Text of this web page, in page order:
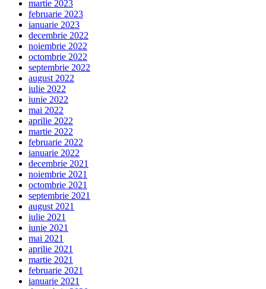
martie 2023
februarie 2023
ianuarie 2023
decembrie 2022
noiembrie 2022
octombrie 2022
septembrie 2022
august 2022
iulie 2022
iunie 2022
mai 2022
aprilie 2022
martie 2022
februarie 2022
ianuarie 2022
decembrie 2021
noiembrie 2021
octombrie 2021
septembrie 2021
august 2021
iulie 2021
iunie 2021
mai 2021
aprilie 2021
martie 2021
februarie 2021
ianuarie 2021